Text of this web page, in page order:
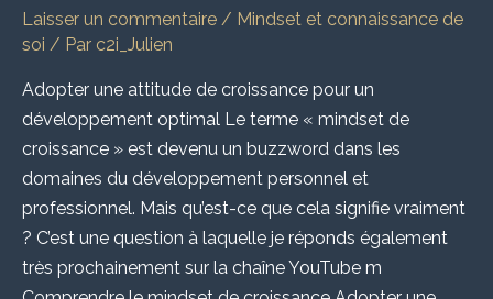
Laisser un commentaire / Mindset et connaissance de
soi / Par c2i_Julien
Adopter une attitude de croissance pour un
développement optimal Le terme « mindset de
croissance » est devenu un buzzword dans les
domaines du développement personnel et
professionnel. Mais qu’est-ce que cela signifie vraiment
? C’est une question à laquelle je réponds également
très prochainement sur la chaîne YouTube m